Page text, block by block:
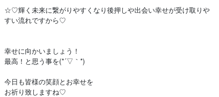
☆♡輝く未来に繋がりやすくなり後押しや出会い幸せが受け取りや
すい流れですから♡
幸せに向かいましょう！
最高！と思う事を(*´▽｀*)
今日も皆様の笑顔とお幸せを
お祈り致しますね♡